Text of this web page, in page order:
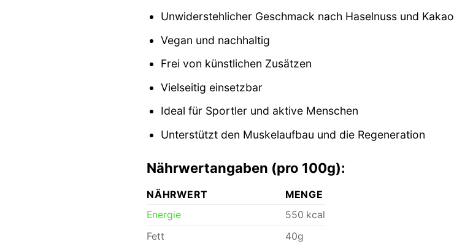
Unwiderstehlicher Geschmack nach Haselnuss und Kakao
Vegan und nachhaltig
Frei von künstlichen Zusätzen
Vielseitig einsetzbar
Ideal für Sportler und aktive Menschen
Unterstützt den Muskelaufbau und die Regeneration
Nährwertangaben (pro 100g):
NÄHRWERT
MENGE
Energie
550 kcal
Fett
40g